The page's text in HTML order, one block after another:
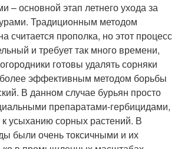
– основной этап летнего ухода за
Традиционным методом
считается прополка, но этот процесс
и требует так много времени,
готовы удалять сорняки
эффективным методом борьбы
В данном случае бурьян просто
препаратами-гербицидами,
усыханию сорных растений. В
были очень токсичными и их